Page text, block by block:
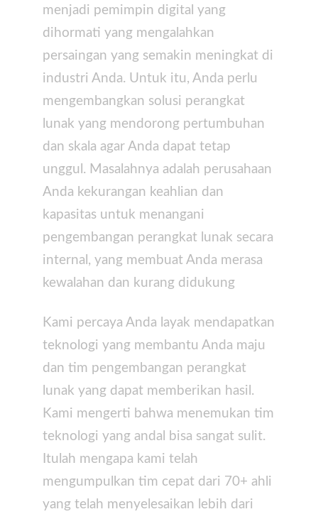
menjadi pemimpin digital yang
dihormati yang mengalahkan
persaingan yang semakin meningkat di
industri Anda. Untuk itu, Anda perlu
mengembangkan solusi perangkat
lunak yang mendorong pertumbuhan
dan skala agar Anda dapat tetap
unggul. Masalahnya adalah perusahaan
Anda kekurangan keahlian dan
kapasitas untuk menangani
pengembangan perangkat lunak secara
internal, yang membuat Anda merasa
kewalahan dan kurang didukung
Kami percaya Anda layak mendapatkan
teknologi yang membantu Anda maju
dan tim pengembangan perangkat
lunak yang dapat memberikan hasil.
Kami mengerti bahwa menemukan tim
teknologi yang andal bisa sangat sulit.
Itulah mengapa kami telah
mengumpulkan tim cepat dari 70+ ahli
yang telah menyelesaikan lebih dari